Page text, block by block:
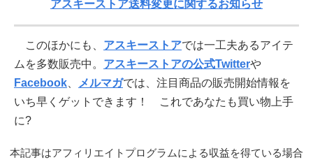
アスキーストア送料変更に関するお知らせ
このほかにも、 アスキーストアでは一工夫あるアイテ
ムを多数販売中。 アスキーストアの公式Twitterや
Facebook、 メルマガでは、注目商品の販売開始情報を
いち早くゲットできます！ これであなたも買い物上手
に?
本記事はアフィリエイトプログラムによる収益を得ている場合